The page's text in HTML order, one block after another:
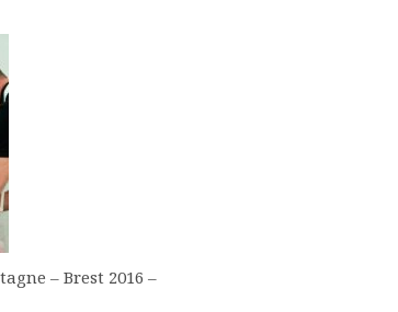
– Brest 2016 –